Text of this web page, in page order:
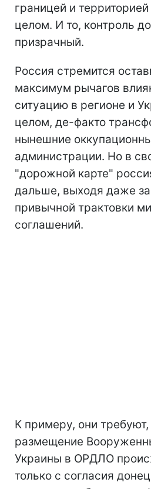
границей и
целом. И то, контроль
призрачный.
Россия стремится
максимум рычагов
ситуацию в регионе и
целом, де-факто
нынешние
администрации. Но в
"дорожной карте"
дальше, выходя даже
привычной трактовки
соглашений.
К примеру, они требуют,
размещение
Украины в ОРДЛО
только с согласия